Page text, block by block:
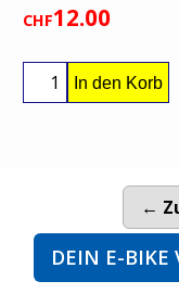
CHF12.00
In den Korb
←
DEIN E-BIKE